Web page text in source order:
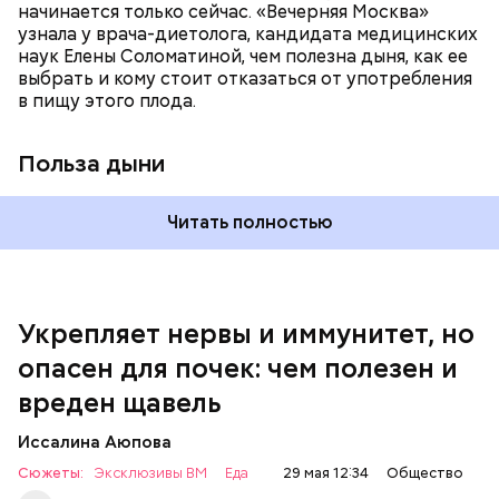
начинается только сейчас. «Вечерняя Москва»
узнала у врача-диетолога, кандидата медицинских
наук Елены Соломатиной, чем полезна дыня, как ее
выбрать и кому стоит отказаться от употребления
в пищу этого плода.
Польза дыни
спазмироваться.
Читать полностью
Укрепляет нервы и иммунитет, но
опасен для почек: чем полезен и
вреден щавель
Иссалина Аюпова
Сюжеты: Эксклюзивы ВМ Еда 29 мая 12:34 Общество
— Если человек уже болеет мочекаменной
болезнью, щавель ему не рекомендуется. При
артрите, гастрите, холецистите, синдроме
раздраженного кишечника, язвах и панкреатите
продукт тоже лучше исключить из рациона, —
По мнению специалиста, здоровому человеку
достаточно включать щавель в рацион несколько
виде или припущенном на сковороде.
— Однако если человеку нужно не разжижать
кровь, а наоборот, ее коагулировать, то нужно
уточнила диетолог.